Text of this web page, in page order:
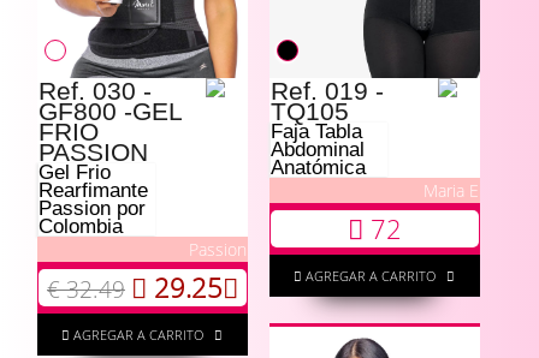
Ref. 030 -
GF800 -GEL
FRIO
PASSION
Gel Frio
Rearfimante
Passion por
Colombia
Passion
€ 32.49 29.25
AGREGAR A CARRITO
Ref. 019 -
TQ105
Faja Tabla
Abdominal
Anatómica
Maria E
72
AGREGAR A CARRITO